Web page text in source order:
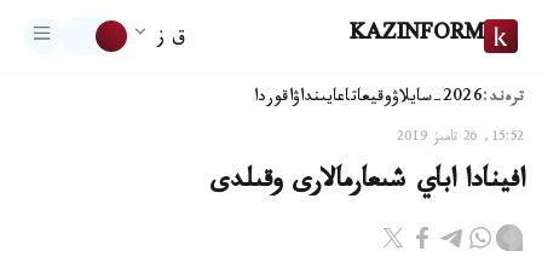
KAZINFORM ق ز
ترەند:2026-سايلاۋ وقيعاتاعايىنداۋاقوردا
15:52, 26 تامىز 2019
افينادا اباي شىعارمالارى وقىلدى